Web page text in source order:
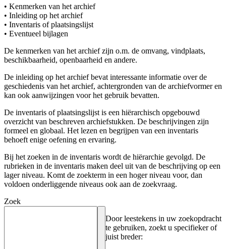
• Kenmerken van het archief
• Inleiding op het archief
• Inventaris of plaatsingslijst
• Eventueel bijlagen
De kenmerken van het archief zijn o.m. de omvang, vindplaats,
beschikbaarheid, openbaarheid en andere.
De inleiding op het archief bevat interessante informatie over de
geschiedenis van het archief, achtergronden van de archiefvormer en
kan ook aanwijzingen voor het gebruik bevatten.
De inventaris of plaatsingslijst is een hiërarchisch opgebouwd
overzicht van beschreven archiefstukken. De beschrijvingen zijn
formeel en globaal. Het lezen en begrijpen van een inventaris
behoeft enige oefening en ervaring.
Bij het zoeken in de inventaris wordt de hiërarchie gevolgd. De
rubrieken in de inventaris maken deel uit van de beschrijving op een
lager niveau. Komt de zoekterm in een hoger niveau voor, dan
voldoen onderliggende niveaus ook aan de zoekvraag.
Zoek
Door leestekens in uw zoekopdracht
te gebruiken, zoekt u specifieker of
juist breder: